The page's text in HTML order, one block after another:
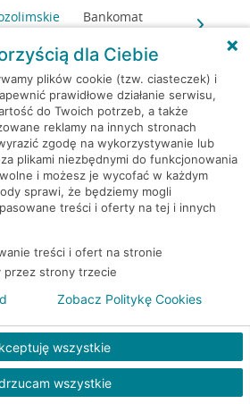
Bankomat
(Euronet)
Bankomat (Planet
Cash)
Bankomat (Planet
Cash)
Bankomat
(Euronet)
Bankomat
(Euronet)
(Euronet)
Bankomat
(Euronet)
dla Ciebie
plików cookie (tzw. ciasteczek) i
prawidłowe działanie serwisu,
do Twoich potrzeb, a także
reklamy na innych stronach
zgodę na wykorzystywanie lub
plikami niezbędnymi do funkcjonowania
i możesz je wycofać w każdym
sprawi, że będziemy mogli
treści i oferty na tej i innych
treści i ofert na stronie
przez strony trzecie
wszystkie
wszystkie
Zobacz Politykę Cookies